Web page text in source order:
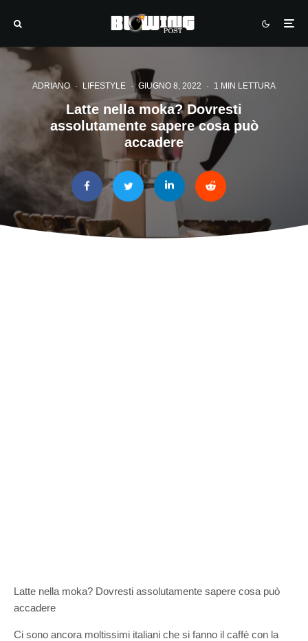
ADRIANO · LIFESTYLE · GIUGNO 8, 2022 · 1 MIN LETTURA
Latte nella moka? Dovresti
assolutamente sapere cosa può
accadere
Latte nella moka? Dovresti assolutamente sapere cosa può
accadere
Ci sono ancora moltissimi italiani che si fanno il caffè con la